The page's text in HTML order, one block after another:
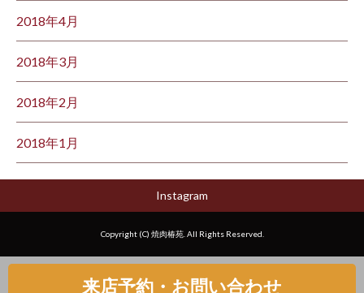
2018年4月
2018年3月
2018年2月
2018年1月
Instagram
Copyright (C) 焼肉椿苑. All Rights Reserved.
来店予約・お問い合わせ